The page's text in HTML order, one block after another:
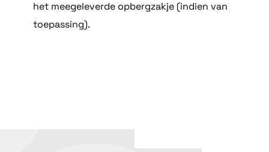
het meegeleverde opbergzakje (indien van
toepassing).